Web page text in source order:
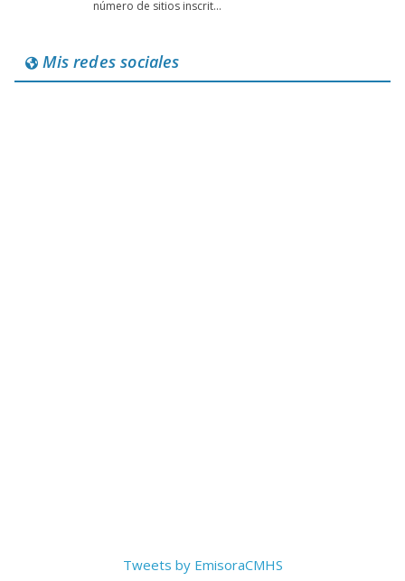
Mis redes sociales
Tweets by EmisoraCMHS